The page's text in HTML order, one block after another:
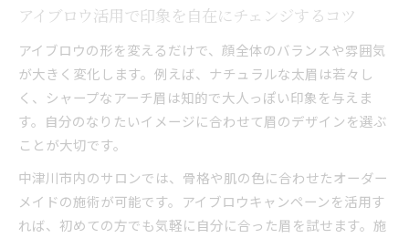
アイブロウ活用で印象を自在にチェンジするコツ
アイブロウの形を変えるだけで、顔全体のバランスや雰囲気
が大きく変化します。例えば、ナチュラルな太眉は若々し
く、シャープなアーチ眉は知的で大人っぽい印象を与えま
す。自分のなりたいイメージに合わせて眉のデザインを選ぶ
ことが大切です。
中津川市内のサロンでは、骨格や肌の色に合わせたオーダー
メイドの施術が可能です。アイブロウキャンペーンを活用す
れば、初めての方でも気軽に自分に合った眉を試せます。施